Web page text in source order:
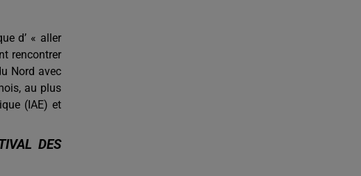
d’ « aller
rencontrer
Nord avec
au plus
(IAE) et
DES